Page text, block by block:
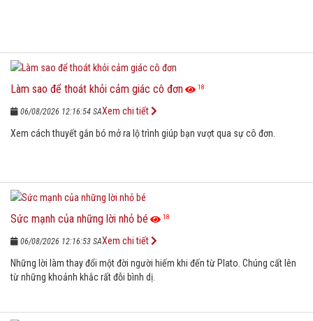
Làm sao để thoát khỏi cảm giác cô đơn 18
06/08/2026 12:16:54 SA
Xem cách thuyết gắn bó mở ra lộ trình giúp bạn vượt qua sự cô đơn.
Xem chi tiết
Sức mạnh của những lời nhỏ bé 18
06/08/2026 12:16:53 SA
Những lời làm thay đổi một đời người hiếm khi đến từ Plato. Chúng cất lên
từ những khoảnh khắc rất đỗi bình dị.
Xem chi tiết